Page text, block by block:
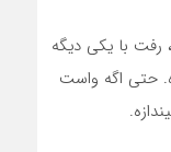
رفت با یکی دیگه
حتی اگه واست